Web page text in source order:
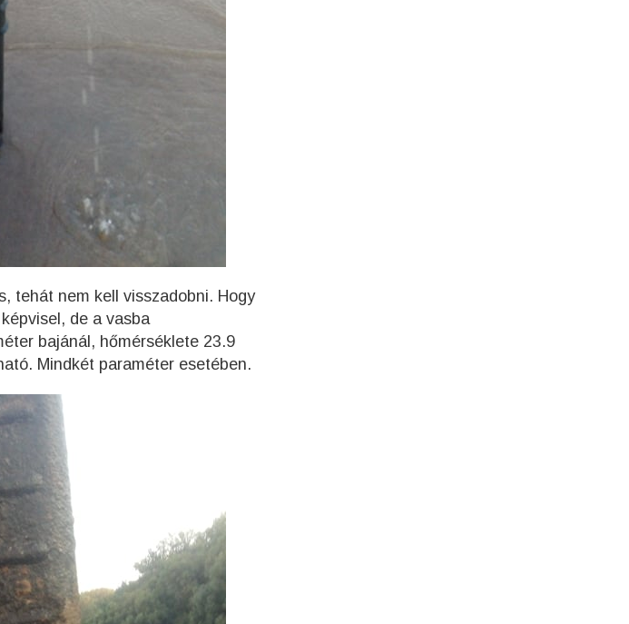
tehát nem kell visszadobni. Hogy
de a vasba
bajánál, hőmérséklete 23.9
Mindkét paraméter esetében.